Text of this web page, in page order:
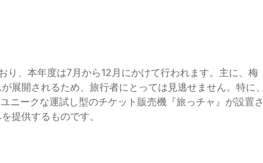
り、本年度は7月から12月にかけて行われます。主に、梅
展開されるため、旅行者にとっては見逃せません。特に、
ニークな運試し型のチケット販売機『旅っチャ』が設置さ
提供するものです。